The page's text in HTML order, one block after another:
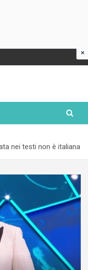
nei testi non è italiana
×